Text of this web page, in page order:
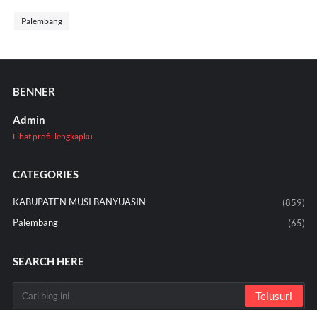
Palembang
BENNER
Admin
Lihat profil lengkapku
CATEGORIES
KABUPATEN MUSI BANYUASIN
(859)
Palembang
(65)
SEARCH HERE